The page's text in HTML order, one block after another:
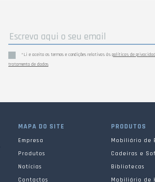
*Li e aceito os termos e condições relativas às políticas de
tratamento de dados
MAPA DO SITE
Empresa
Produtos
Notícias
Contactos
PRODUTOS
Mobiliário de
Cadeiras e
Bibliotecas
Mobiliário de